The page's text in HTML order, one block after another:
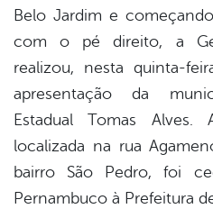
Belo Jardim e
com o pé direito, a
realizou, nesta quinta-
apresentação da
Estadual Tomas
localizada na rua
bairro São Pedro, foi
Pernambuco à Prefeitura